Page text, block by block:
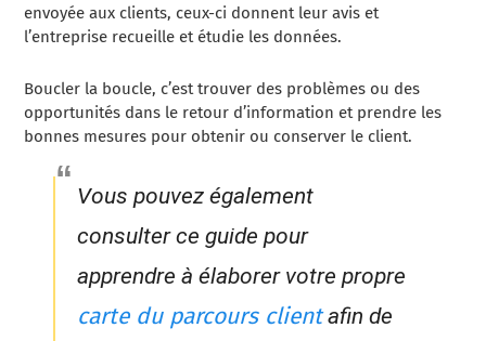
envoyée aux clients, ceux-ci donnent leur avis et
l’entreprise recueille et étudie les données.
Boucler la boucle, c’est trouver des problèmes ou des
opportunités dans le retour d’information et prendre les
bonnes mesures pour obtenir ou conserver le client.
Vous pouvez également
consulter ce guide pour
apprendre à élaborer votre propre
carte du parcours clientafin de